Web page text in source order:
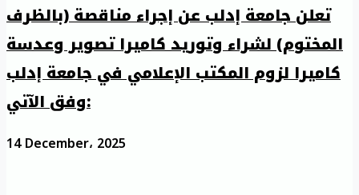
تعلن جامعة إدلب عن إجراء مناقصة (بالظرف
المختوم) لشراء وتوريد كاميرا تصوير وعدسة
كاميرا لزوم المكتب الإعلامي في جامعة إدلب
وفق الآتي:
14 December، 2025